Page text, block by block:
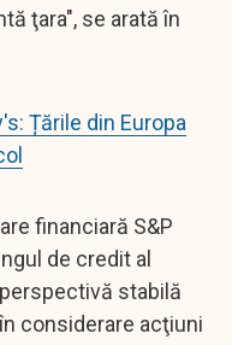
ţara", se arată în
Țările din Europa
financiară S&P
de credit al
stabilă
considerare acţiuni